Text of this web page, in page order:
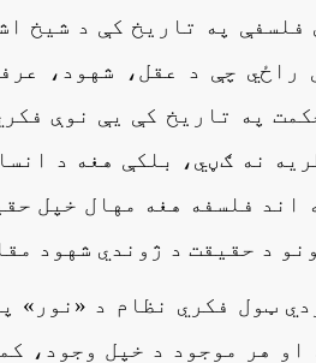
فلسفې په تاریخ کې د شیخ
راځي چې د عقل، شهود،
حکمت په تاریخ کې یې نوې
نه ګڼي، بلکې هغه د
اند فلسفه هغه مهال خپل
د حقیقت د ژوندي شهود
ټول فکري نظام د «نور»
او هر موجود د خپل وجود،